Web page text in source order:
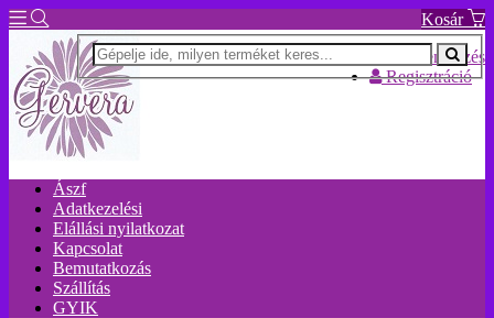
Kosár
Bejelentkezés
Regisztráció
Ászf
Adatkezelési
Elállási nyilatkozat
Kapcsolat
Bemutatkozás
Szállítás
GYIK